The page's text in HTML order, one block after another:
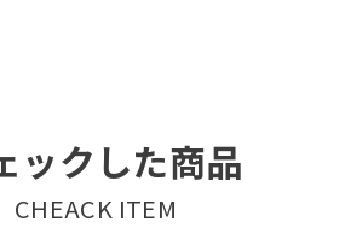
ックした商品